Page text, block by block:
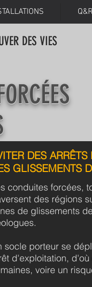
Q&R
DES VIES
ÉES
DES ARRÊTS
GLISSEMENTS
conduites forcées,
des régions
de glissements
socle porteur se
d'exploitation,
voire un